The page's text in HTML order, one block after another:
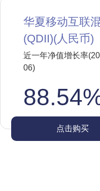
华夏移动互联
(QDII)(人民币)
近一年净值增长率
06)
点击购买